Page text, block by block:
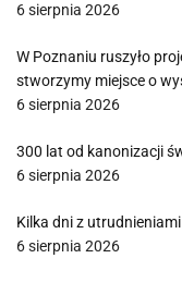
6 sierpnia 2026
W Poznaniu ruszyło
stworzymy miejsce o
6 sierpnia 2026
300 lat od kanonizacji
6 sierpnia 2026
Kilka dni z
6 sierpnia 2026